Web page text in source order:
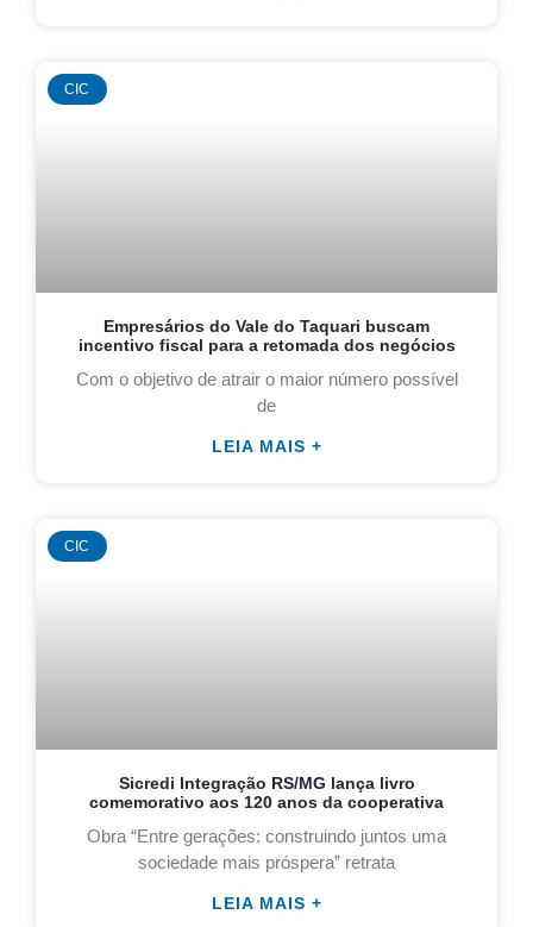
CIC
Empresários do Vale do Taquari buscam
incentivo fiscal para a retomada dos negócios
Com o objetivo de atrair o maior número possível
de
LEIA MAIS +
CIC
Sicredi Integração RS/MG lança livro
comemorativo aos 120 anos da cooperativa
Obra “Entre gerações: construindo juntos uma
sociedade mais próspera” retrata
LEIA MAIS +